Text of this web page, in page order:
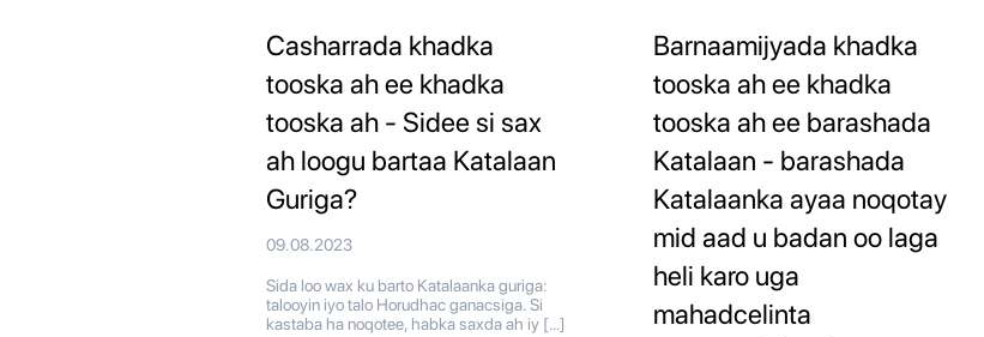
Casharrada khadka
tooska ah ee khadka
tooska ah - Sidee si sax
ah loogu bartaa Katalaan
Guriga?
09.08.2023
Sida loo wax ku barto Katalaanka guriga:
talooyin iyo talo Horudhac ganacsiga. Si
kastaba ha noqotee, habka saxda ah iy […]
Barnaamijyada khadka
tooska ah ee khadka
tooska ah ee barashada
Katalaan - barashada
Katalaanka ayaa noqotay
mid aad u badan oo laga
heli karo uga
mahadcelinta